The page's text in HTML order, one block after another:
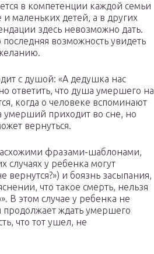
в компетенции каждой семьи
маленьких детей, а в других
здесь невозможно дать.
последняя возможность увидеть
с душой: «А дедушка нас
ответить, что душа умершего на
когда о человеке вспоминают
умерший приходит во сне, но
вернуться.
фразами-шаблонами,
случаях у ребенка могут
вернутся?») и боязнь засыпания,
что такое смерть, нельзя
В этом случае у ребенка не
продолжает ждать умершего
что тот ушел, не